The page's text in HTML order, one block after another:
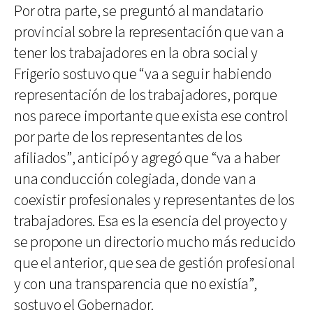
Por otra parte, se preguntó al mandatario
provincial sobre la representación que van a
tener los trabajadores en la obra social y
Frigerio sostuvo que “va a seguir habiendo
representación de los trabajadores, porque
nos parece importante que exista ese control
por parte de los representantes de los
afiliados”, anticipó y agregó que “va a haber
una conducción colegiada, donde van a
coexistir profesionales y representantes de los
trabajadores. Esa es la esencia del proyecto y
se propone un directorio mucho más reducido
que el anterior, que sea de gestión profesional
y con una transparencia que no existía”,
sostuvo el Gobernador.